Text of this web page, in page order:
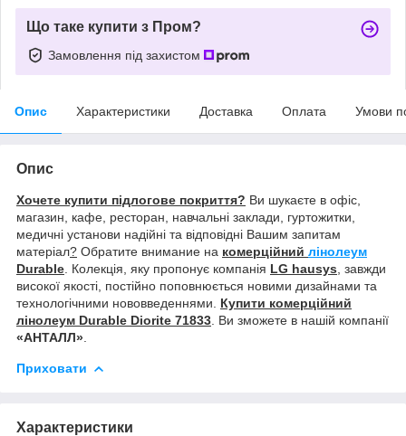
Що таке купити з Пром?
Замовлення під захистом
Опис Характеристики Доставка Оплата Умови
Опис
Хочете купити підлогове покриття? Ви шукаєте в офіс,
магазин, кафе, ресторан, навчальні заклади, гуртожитки,
медичні установи надійні та відповідні Вашим запитам
матеріал? Обратите внимание на комерційний лінолеум
Durable . Колекція, яку пропонує компанія LG hausys , завжди
високої якості, постійно поповнюється новими дизайнами та
технологічними нововведеннями. Купити комерційний
лінолеум Durable Diorite 71833 . Ви зможете в нашій компанії
«АНТАЛЛ»
Приховати
Характеристики